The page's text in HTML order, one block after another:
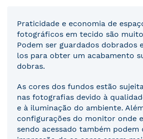
Praticidade e economia de
fotográficos em tecido são
Podem ser guardados dobrados
los para obter um acabamento
dobras.
As cores dos fundos estão
nas fotografias devido à
e à iluminação do ambiente.
configurações do monitor onde
sendo acessado também podem